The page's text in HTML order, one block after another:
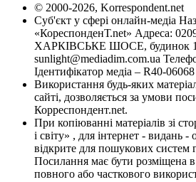
© 2000-2026, Korrespondent.net
Суб'єкт у сфері онлайн-медіа
«КореспонденТ.net» Адреса:
ХАРКІВСЬКЕ ШОСЕ, будинок
sunlight@mediadim.com.ua
Ідентифікатор медіа – R40-06068
Використання будь-яких
сайті, дозволяється за умови
Корреспондент.net.
При копіюванні матеріалів зі
і світу» , для інтернет - видань -
відкрите для пошукових систем
Посилання має бути розміщена в
повного або часткового